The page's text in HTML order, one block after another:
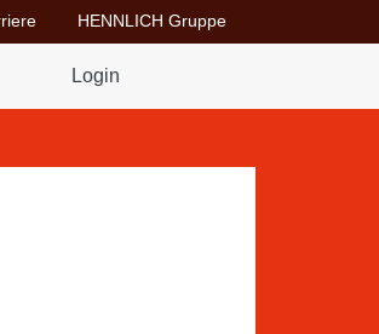
Unternehmen umschalten
Dropdown-Menü Karriere umschalten
HENNLICH Gruppe
Login